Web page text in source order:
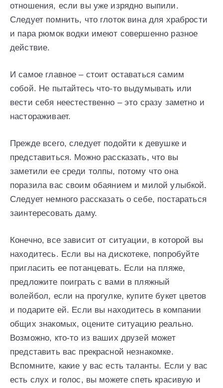
отношения, если вы уже изрядно выпили.
Следует помнить, что глоток вина для храбрости
и пара рюмок водки имеют совершенно разное
действие.
И самое главное – стоит оставаться самим
собой. Не пытайтесь что-то выдумывать или
вести себя неестественно – это сразу заметно и
настораживает.
Прежде всего, следует подойти к девушке и
представиться. Можно рассказать, что вы
заметили ее среди толпы, потому что она
поразила вас своим обаянием и милой улыбкой.
Следует немного рассказать о себе, постараться
заинтересовать даму.
Конечно, все зависит от ситуации, в которой вы
находитесь. Если вы на дискотеке, попробуйте
пригласить ее потанцевать. Если на пляже,
предложите поиграть с вами в пляжный
волейбол, если на прогулке, купите букет цветов
и подарите ей. Если вы находитесь в компании
общих знакомых, оцените ситуацию реально.
Возможно, кто-то из ваших друзей может
представить вас прекрасной незнакомке.
Вспомните, какие у вас есть таланты. Если у вас
есть слух и голос, вы можете спеть красивую и